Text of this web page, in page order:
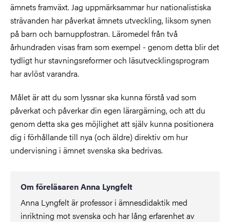
ämnets framväxt. Jag uppmärksammar hur nationalistiska
strävanden har påverkat ämnets utveckling, liksom synen
på barn och barnuppfostran. Läromedel från två
århundraden visas fram som exempel - genom detta blir det
tydligt hur stavningsreformer och läsutvecklingsprogram
har avlöst varandra.
Målet är att du som lyssnar ska kunna förstå vad som
påverkat och påverkar din egen lärargärning, och att du
genom detta ska ges möjlighet att själv kunna positionera
dig i förhållande till nya (och äldre) direktiv om hur
undervisning i ämnet svenska ska bedrivas.
Om föreläsaren Anna Lyngfelt
Anna Lyngfelt är professor i ämnesdidaktik med
inriktning mot svenska och har lång erfarenhet av